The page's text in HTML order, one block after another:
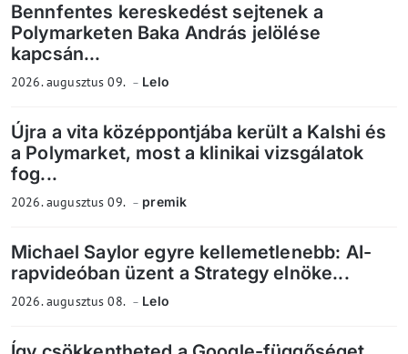
Bennfentes kereskedést sejtenek a
Polymarketen Baka András jelölése
kapcsán...
2026. augusztus 09. Lelo
Újra a vita középpontjába került a Kalshi és
a Polymarket, most a klinikai vizsgálatok
fog...
2026. augusztus 09. premik
Michael Saylor egyre kellemetlenebb: AI-
rapvideóban üzent a Strategy elnöke...
2026. augusztus 08. Lelo